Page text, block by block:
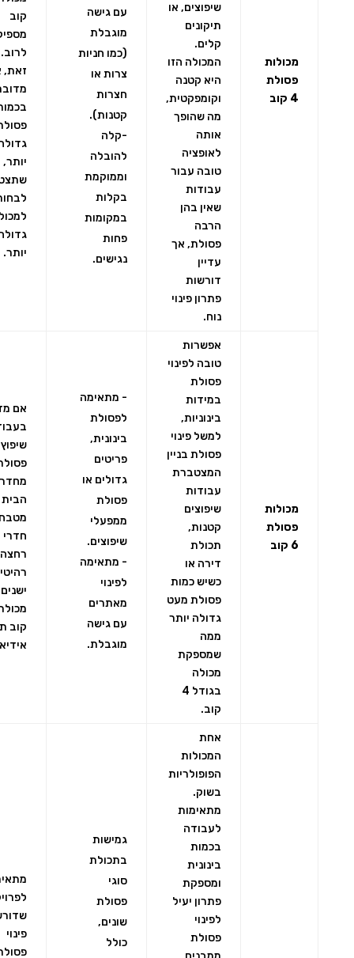
מכולות
פסולת
4 קוב
שיפוצים, או
תיקונים
קלים.
המכולה הזו
היא קטנה
וקומפקטית,
מה שהופך
אותה
לאופציה
טובה עבור
עבודות
שאין בהן
הרבה
פסולת, אך
עדיין
דורשות
פתרון פינוי
נוח.
עם גישה
מוגבלת
(כמו חניות
צרות או
חצרות
קטנות).
-קלה
להובלה
וממוקמת
בקלות
במקומות
פחות
נגישים.
קוב
זאת,
יותר,
יותר.
מכולות
פסולת
6 קוב
אפשרות
טובה לפינוי
פסולת
במידות
בינוניות,
למשל פינוי
פסולת בניין
המצטברת
עבודות
שיפוצים
קטנות,
תכולת
דירה או
כשיש כמות
פסולת מעט
גדולה יותר
ממה
שמספקת
מכולה
בגודל 4
קוב.
- מתאימה
לפסולת
בינונית,
פריטים
גדולים או
פסולת
ממפעלי
שיפוצים.
- מתאימה
לפינוי
מאתרים
עם גישה
מוגבלת.
אם
הבית
חדרי
רחצה
קוב
אחת
המכולות
הפופולריות
בשוק.
מתאימות
לעבודה
בכמות
בינונית
ומספקת
פתרון יעיל
לפינוי
פסולת
גמישות
בתכולת
סוגי
פסולת
שונים,
כולל
פינוי